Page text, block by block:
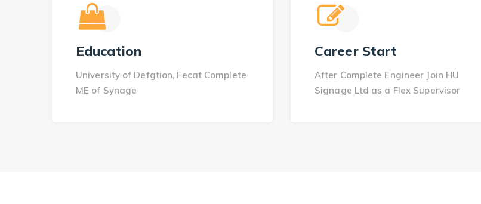
Education
University of Defgtion, Fecat Complete
ME of Synage
Career Start
After Complete Engineer Join HU
Signage Ltd as a Flex Supervisor